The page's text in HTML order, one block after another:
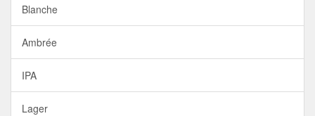
Blanche
Ambrée
IPA
Lager